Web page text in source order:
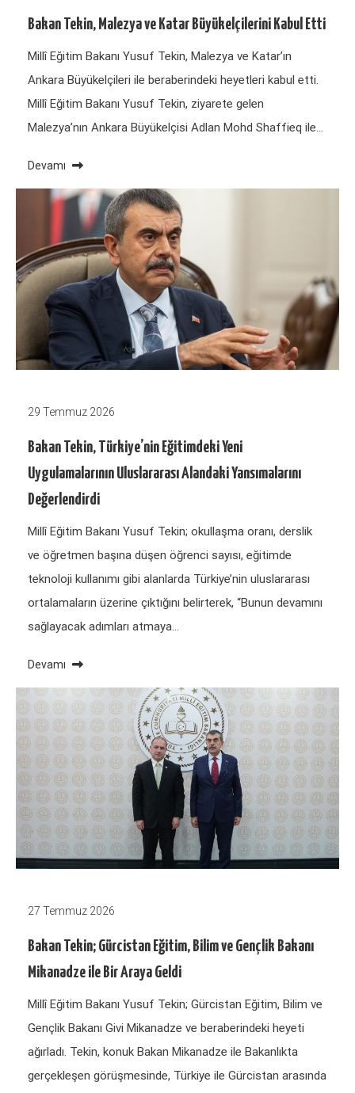
Bakan Tekin, Malezya ve Katar Büyükelçilerini Kabul Etti
Millî Eğitim Bakanı Yusuf Tekin, Malezya ve Katar’ın
Ankara Büyükelçileri ile beraberindeki heyetleri kabul etti.
Millî Eğitim Bakanı Yusuf Tekin, ziyarete gelen
Malezya’nın Ankara Büyükelçisi Adlan Mohd Shaffieq ile…
Devamı
29 Temmuz 2026
Bakan Tekin, Türkiye’nin Eğitimdeki Yeni
Uygulamalarının Uluslararası Alandaki Yansımalarını
Değerlendirdi
Millî Eğitim Bakanı Yusuf Tekin; okullaşma oranı, derslik
ve öğretmen başına düşen öğrenci sayısı, eğitimde
teknoloji kullanımı gibi alanlarda Türkiye’nin uluslararası
ortalamaların üzerine çıktığını belirterek, “Bunun devamını
sağlayacak adımları atmaya…
Devamı
27 Temmuz 2026
Bakan Tekin; Gürcistan Eğitim, Bilim ve Gençlik Bakanı
Mikanadze ile Bir Araya Geldi
Millî Eğitim Bakanı Yusuf Tekin; Gürcistan Eğitim, Bilim ve
Gençlik Bakanı Givi Mikanadze ve beraberindeki heyeti
ağırladı. Tekin, konuk Bakan Mikanadze ile Bakanlıkta
gerçekleşen görüşmesinde, Türkiye ile Gürcistan arasında